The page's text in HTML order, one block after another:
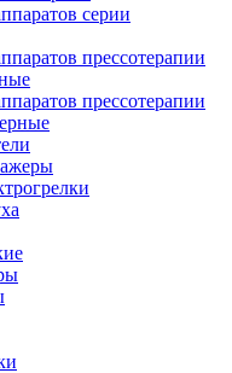
серии
прессотерапии
прессотерапии